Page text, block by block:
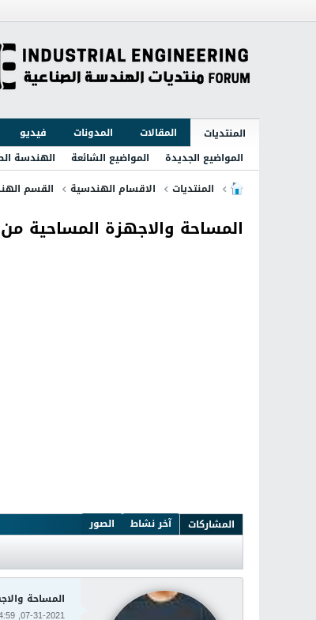
المنتديات المقالات المدونات فيديو
المواضيع الجديدة
المواضيع الشائعة الهندسة
المنتديات
الاقسام الهندسية القسم
المساحة والاجهزة المساحية من
المشاركات آخر نشاط الصور
المساحة
07-31-2021, 04:59 PM